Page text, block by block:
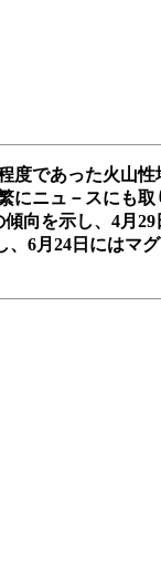
度であった火山
にニュ－スにも
向を示し、4月
、6月24日にはマ